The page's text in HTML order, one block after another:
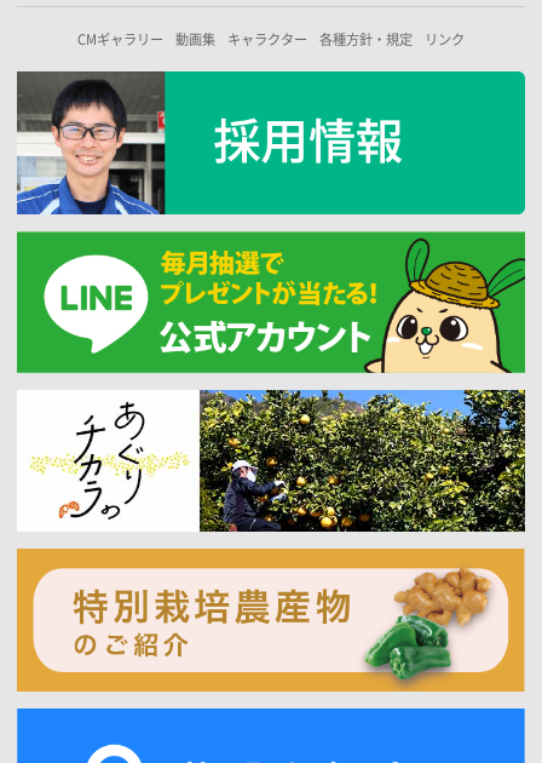
CMギャラリー 動画集 キャラクター 各種方針・規定 リンク